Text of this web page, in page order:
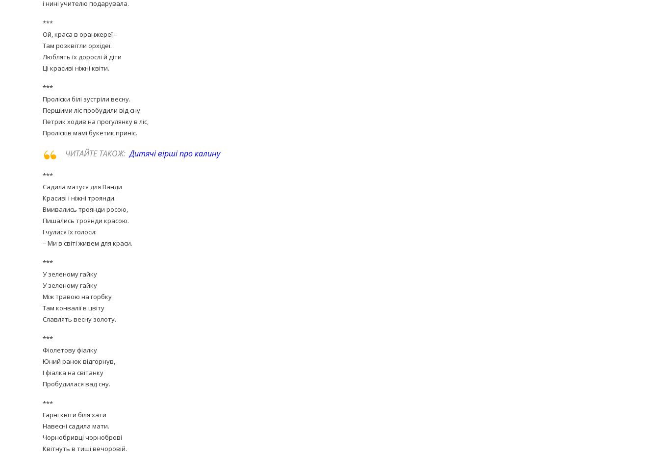
і нині учителю подарувала.
***
Ой, краса в оранжереї –
Там розквітли орхідеї.
Люблять їх дорослі й діти
Ці красиві ніжні квіти.
***
Проліски білі зустріли весну.
Першими ліс пробудили від сну.
Петрик ходив на прогулянку в ліс,
Пролісків мамі букетик приніс.
ЧИТАЙТЕ ТАКОЖ:Дитячі вірші про калину
***
Садила матуся для Ванди
Красиві і ніжні троянди.
Вмивались троянди росою,
Пишались троянди красою.
І чулися їх голоси:
– Ми в світі живем для краси.
***
У зеленому гайку
У зеленому гайку
Між травою на горбку
Там конвалії в цвіту
Славлять весну золоту.
***
Фіолетову фіалку
Юний ранок відгорнув,
І фіалка на світанку
Пробудилася вад сну.
***
Гарні квіти біля хати
Навесні садила мати.
Чорнобривці чорноброві
Квітнуть в тиші вечоровій.